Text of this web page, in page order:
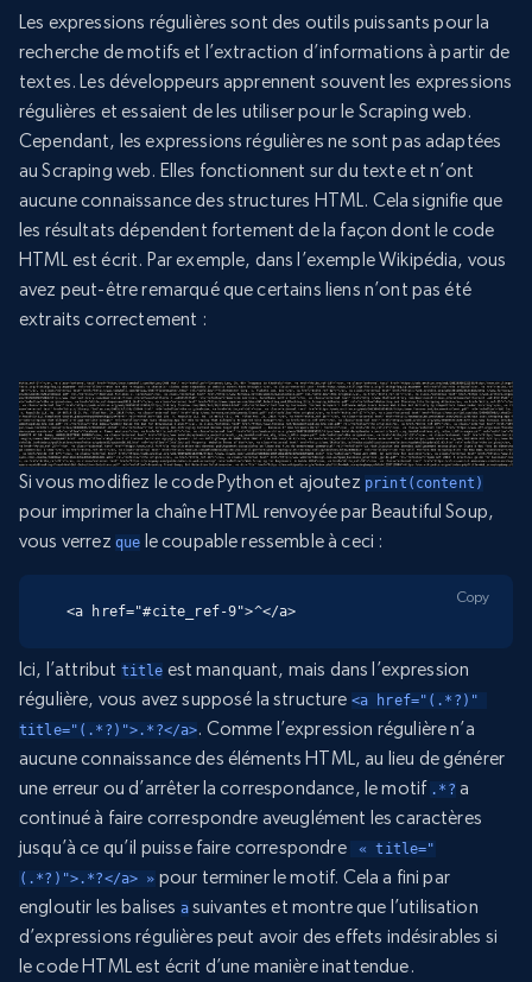
Les expressions régulières sont des outils puissants pour la
recherche de motifs et l’extraction d’informations à partir de
textes. Les développeurs apprennent souvent les expressions
régulières et essaient de les utiliser pour le Scraping web.
Cependant, les expressions régulières ne sont pas adaptées
au Scraping web. Elles fonctionnent sur du texte et n’ont
aucune connaissance des structures HTML. Cela signifie que
les résultats dépendent fortement de la façon dont le code
HTML est écrit. Par exemple, dans l’exemple Wikipédia, vous
avez peut-être remarqué que certains liens n’ont pas été
extraits correctement :
Si vous modifiez le code Python et ajoutez print(content)
pour imprimer la chaîne HTML renvoyée par Beautiful Soup,
vous verrez que le coupable ressemble à ceci :
<a href="#cite_ref-9">^</a>
Copy
Ici, l’attribut title est manquant, mais dans l’expression
régulière, vous avez supposé la structure <a href="(.*?)"
title="(.*?)">.*?</a>. Comme l’expression régulière n’a
aucune connaissance des éléments HTML, au lieu de générer
une erreur ou d’arrêter la correspondance, le motif .*? a
continué à faire correspondre aveuglément les caractères
jusqu’à ce qu’il puisse faire correspondre
« title="
(.*?)">.*?</a> » pour terminer le motif. Cela a fini par
engloutir les balises asuivantes et montre que l’utilisation
d’expressions régulières peut avoir des effets indésirables si
le code HTML est écrit d’une manière inattendue.